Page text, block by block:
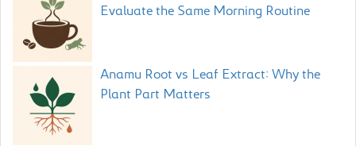
Evaluate the Same Morning Routine
Anamu Root vs Leaf Extract: Why the
Plant Part Matters